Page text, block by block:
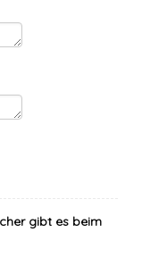
gibt es beim